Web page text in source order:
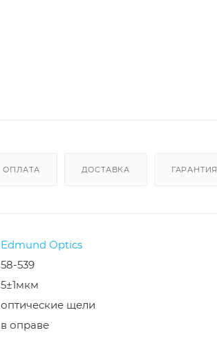
ОПЛАТА ДОСТАВКА ГАРАНТИЯ
Edmund Optics
58-539
5±1мкм
оптические щели
в оправе